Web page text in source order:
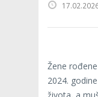
Žene
2024.